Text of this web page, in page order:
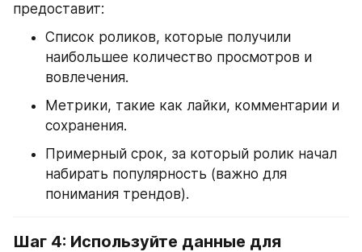
предоставит:
Список роликов, которые получили
наибольшее количество просмотров и
вовлечения.
Метрики, такие как лайки, комментарии и
сохранения.
Примерный срок, за который ролик начал
набирать популярность (важно для
понимания трендов).
Шаг 4: Используйте данные для